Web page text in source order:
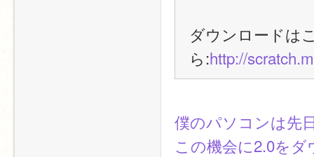
ダウンロードは
ら:http://
僕のパソコンは先
この機会に2.0を